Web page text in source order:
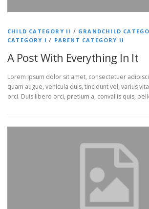
CHILD CATEGORY II / GRANDCHILD
CATEGORY I / PARENT CATEGORY II
A Post With Everything In It
Lorem ipsum dolor sit amet, consectetuer
quam augue, vehicula quis, tincidunt vel, varius
orci. Duis libero orci, pretium a, convallis quis,